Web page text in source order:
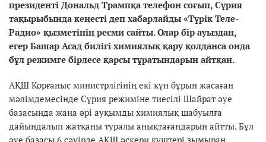
президенті Дональд Трампқа телефон соғып, Сүрия
тақырыбында кеңесті деп хабарлайды «Түрік Теле-
Радио» қызметінің ресми сайты. Олар бір ауыздан,
егер Башар Асад билігі химиялық қару қолданса онда
бұл режимге бірлесе қарсы тұратындарын айтқан.
АҚШ Қорғаныс министрлігінің екі күн бұрын жасаған
мәлімдемесінде Сүрия режиміне тиесілі Шайрат әуе
базасында жаңа әрі ауқымды химиялық шабуылға
дайындалып жатқаны туралы анықтағандарын айтты. Бұл
әуе базасы 6 сәуірде АҚШ әскери күштері зымыран